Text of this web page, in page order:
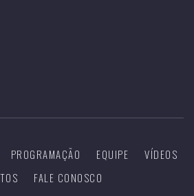
PROGRAMAÇÃO EQUIPE
VÍDEOS
FALE CONOSCO